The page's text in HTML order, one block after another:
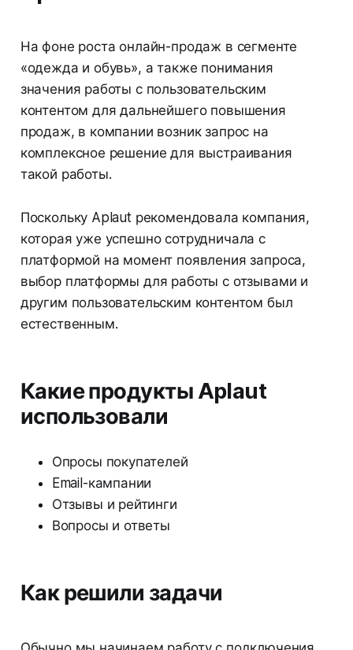
На фоне роста онлайн-продаж в сегменте
«одежда и обувь», а также понимания
значения работы с пользовательским
контентом для дальнейшего повышения
продаж, в компании возник запрос на
комплексное решение для выстраивания
такой работы.
Поскольку Aplaut рекомендовала компания,
которая уже успешно сотрудничала с
платформой на момент появления запроса,
выбор платформы для работы с отзывами и
другим пользовательским контентом был
естественным.
Какие продукты Aplaut
использовали
Опросы покупателей
Email-кампании
Отзывы и рейтинги
Вопросы и ответы
Как решили задачи